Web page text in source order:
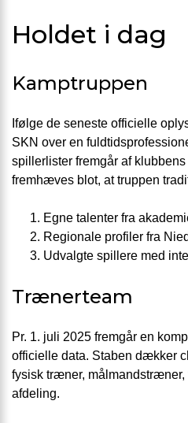
Holdet i dag
Kamptruppen
Ifølge de seneste officielle
SKN over en
spillerlister fremgår af
fremhæves blot, at truppen
Egne talenter fra
Regionale profiler fra
Udvalgte spillere med
Trænerteam
Pr. 1. juli 2025 fremgår en
officielle data. Staben dækker
fysisk træner,
afdeling.